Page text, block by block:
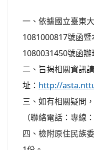
一、依據國立臺東
1081000817號函
1080031450號函辦
二、旨揭相關資訊
址： http://
三、如有相關疑問
（聯絡電話：專線
四、檢附原住民族